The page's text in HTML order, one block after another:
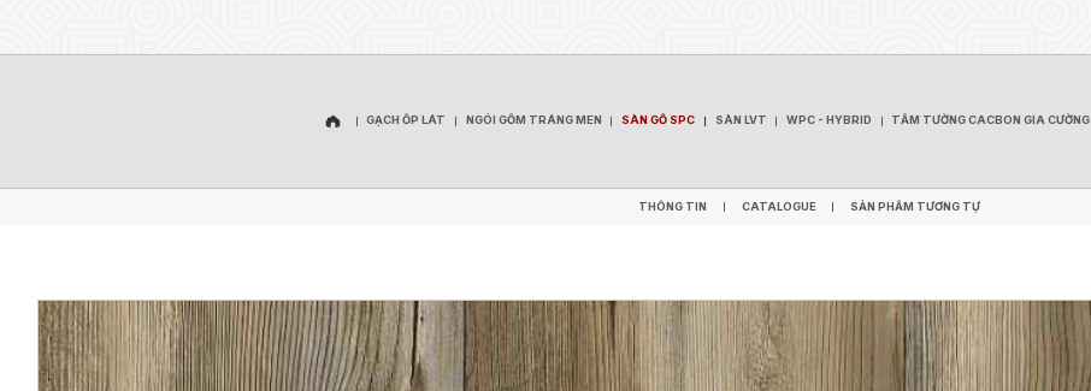
GẠCH ỐP LÁT NGÓI GỐM TRÁNG MEN SÀN GỖ SPC SÀN LVT WPC - HYBRID TẤM TƯỜNG CACBON GIA CƯỜNG
THÔNG TIN CATALOGUE SẢN PHẨM TƯƠNG TỰ